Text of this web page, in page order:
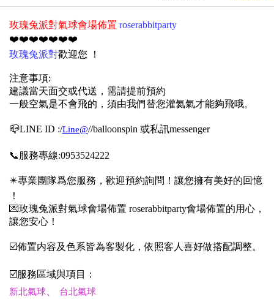
玫瑰兔派對氣球會場佈置 roserabbitparty
❤️❤️❤️❤️❤️❤️❤️
玫瑰兔派對歡迎您 ！
注意事項:
建議當天面交或代送，需請提前預約
一般空氣是不會飛的，須由我們替您灌氦氣才能夠飛哦。
📪LINE ID :/Line@//balloonspin 或私訊messenger
📞服務專線:0953524222
✴️專業團隊爲您服務，歡迎預約詢問！讓您擁有美好的回憶
！
💌玫瑰兔派對氣球會場佈置 roserabbitparty會場佈置的用心，
讓您安心！
☑️佈置内容及色系皆為客製化，依照客人喜好做搭配調整。
☑️服務區域與項目：
新北氣球、 台北氣球